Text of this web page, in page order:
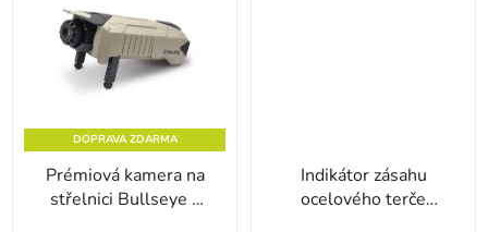
DOPRAVA ZDARMA
Prémiová kamera na
střelnici Bullseye -
Indikátor zásahu
ocelového terče